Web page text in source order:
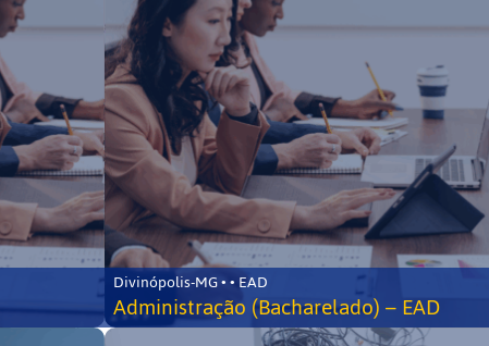
Divinópolis-MG • • EAD
Administração (Bacharelado) – EAD